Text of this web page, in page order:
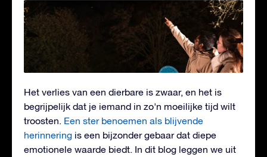
Het verlies van een dierbare is zwaar, en het is
begrijpelijk dat je iemand in zo'n moeilijke tijd wilt
troosten. Een ster benoemen als blijvende
herinnering is een bijzonder gebaar dat diepe
emotionele waarde biedt. In dit blog leggen we uit